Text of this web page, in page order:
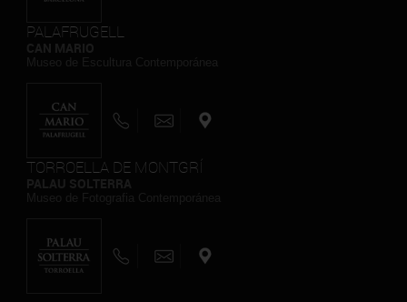
PALAFRUGELL
TORROELLA DE MONTGRÍ